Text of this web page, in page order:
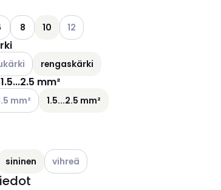
8 10 Katso käytettävissä olevat vaihtoehdot
12
olevat vaihtoehdot
rengaskärki
1.5...2.5 mm²
olevat vaihtoehdot
mm²
1.5...2.5 mm²
olevat vaihtoehdot
sininen Katso käytettävissä olevat vaihtoehdot
vihreä